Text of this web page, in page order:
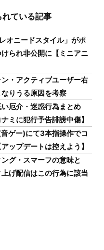
ている記事
オニードスタイル」がポ
られ非公開に【ミニアニ
ン・アクティブユーザー右
りうる原因を考察
い厄介・迷惑行為まとめ
ミに犯行予告誹謗中傷】
ゲー)にて3本指操作でコ
ップデートは控えよう】
グ・スマーフの意味と
げ配信はこの行為に該当